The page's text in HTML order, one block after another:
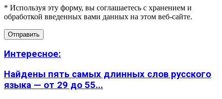
* Используя эту форму, вы соглашаетесь с хранением и
обработкой введенных вами данных на этом веб-сайте.
Интересное:
Найдены пять самых длинных слов русского
языка — от 29 до 55...